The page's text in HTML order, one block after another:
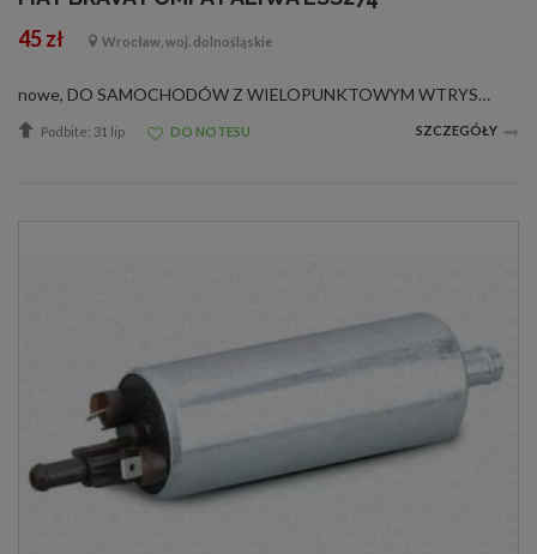
45 zł Wrocław, woj. dolnośląskie
nowe, DO SAMOCHODÓW Z WIELOPUNKTOWYM WTRYSKIEM PALIWA MARKI:FIAT FIAT BARCHETTA 1.8 16V 04.1995 - &gt;FIAT BRAVA 1.8 GT 16V 10.1995 - 10.2001FIAT BRAVO 1.6 16V 10.1995 - 10.2001FIAT BRAVO 1.8 GT 10.1995 - 10.2001FIAT MAREA sedan / kombi 1.6 16V 09.1996...
Podbite: 31 lip DO NOTESU SZCZEGÓŁY